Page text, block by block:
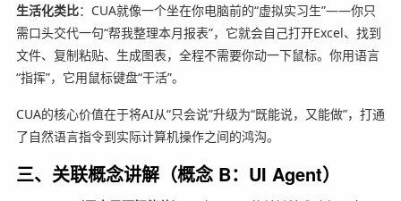
生活化类比：CUA就像一个坐在你电脑前的“虚拟实习生”——你只
需口头交代一句“帮我整理本月报表”，它就会自己打开Excel、找到
文件、复制粘贴、生成图表，全程不需要你动一下鼠标。你用语言
“指挥”，它用鼠标键盘“干活”。
CUA的核心价值在于将AI从“只会说”升级为“既能说，又能做”，打通
了自然语言指令到实际计算机操作之间的鸿沟。
三、关联概念讲解（概念 B：UI Agent）